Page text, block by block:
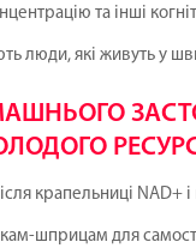
та інші
люди, які живуть у
крапельниці NAD+
шприцам для